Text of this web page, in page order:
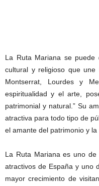
La Ruta Mariana se puede
cultural y religioso que une
Montserrat, Lourdes y
espiritualidad y el arte,
patrimonial y natural.” Su
atractiva para todo tipo de
el amante del patrimonio y la
La Ruta Mariana es uno de
atractivos de España y uno
mayor crecimiento de